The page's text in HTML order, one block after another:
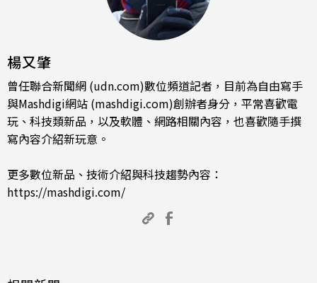
楊又肇
曾任聯合新聞網 (udn.com)數位頻道記者，目前為自由寫手
與Mashdigi網站 (mashdigi.com)創辦者身分，平常喜歡電
玩、科技類新品，以及軟體、網路相關內容，也喜歡隨手撰
寫內容介紹新玩意。
更多數位新品、技術介紹與科技趨勢內容：
https://mashdigi.com/